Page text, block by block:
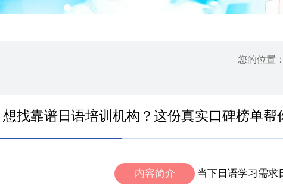
您的位置：
想找靠谱日语培训机构？这份真实口碑榜单帮
内容简介 当下日语学习需求